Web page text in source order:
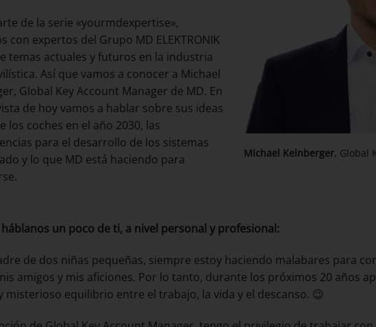
de la serie «yourmdexpertise»,
con expertos del Grupo MD ELEKTRONIK
temas actuales y futuros en la industria
Así que vamos a conocer a Michael
Global Key Account Manager de MD. En
de hoy vamos a hablar sobre sus ideas
los coches en el año 2030, las
para el desarrollo de los sistemas
y lo que MD está haciendo para
Michael Kelnberger, Global
háblanos un poco de ti, a nivel personal y profesional:
de dos niñas pequeñas, siempre estoy haciendo malabares para
amigos y mis aficiones. Por lo tanto, durante los próximos 20 años
misterioso equilibrio entre el trabajo, la vida y el descanso. 😉